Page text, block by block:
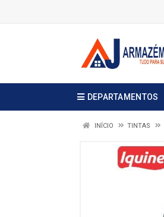
DEPARTAMENTOS
INÍCIO TINTAS